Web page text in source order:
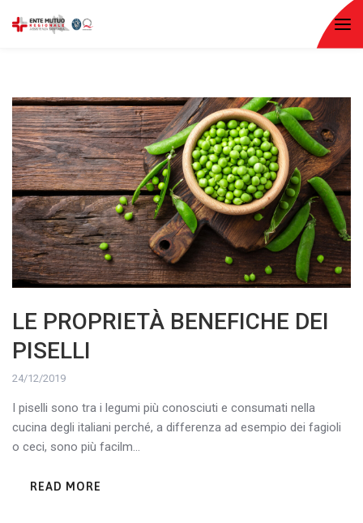
LE PROPRIETÀ BENEFICHE DEI
PISELLI
24/12/2019
I piselli sono tra i legumi più conosciuti e consumati nella
cucina degli italiani perché, a differenza ad esempio dei fagioli
o ceci, sono più facilm...
READ MORE